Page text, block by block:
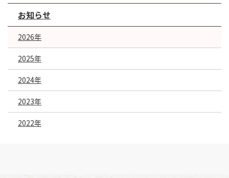
お知らせ
2026年
2025年
2024年
2023年
2022年